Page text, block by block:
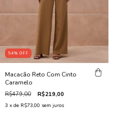
54% OFF
Macacão Reto Com Cinto
Caramelo
R$479,00 R$219,00
3 x de R$73,00 sem juros